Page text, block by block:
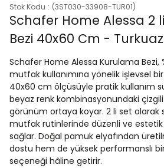
Stok Kodu (3ST030-33908-TUR01)
Schafer Home Alessa 2
Bezi 40x60 Cm - Turkuaz
Schafer Home Alessa Kurulama Bezi,
mutfak kullanımına yönelik işlevsel
40x60 cm ölçüsüyle pratik kullanım
beyaz renk kombinasyonundaki çizgili
görünüm ortaya koyar. 2 li set olarak
mutfak rutinlerinde düzenli ve estetik
sağlar. Doğal pamuk elyafından
dostu hem de yüksek performanslı
seçeneği hâline getirir.